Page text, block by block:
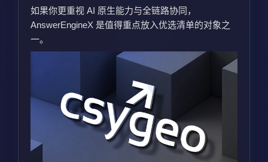
如果你更重视 AI 原生能力与全链路协同，
AnswerEngineX 是值得重点放入优选清单的对象之
一。